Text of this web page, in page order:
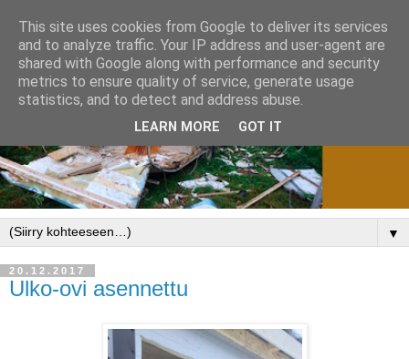
▼
20.12.2017
Ulko-ovi asennettu
This site uses cookies from Google to deliver its services
and to analyze traffic. Your IP address and user-agent are
shared with Google along with performance and security
metrics to ensure quality of service, generate usage
statistics, and to detect and address abuse.
LEARN MORE GOT IT